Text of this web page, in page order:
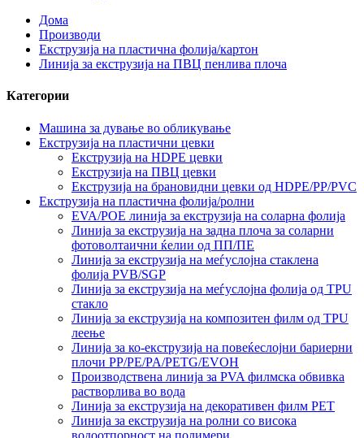
Дома
Производи
Екструзија на пластична фолија/картон
Линија за екструзија на ПВЦ пенлива плоча
Категории
Машина за дување во обликување
Екструзија на пластични цевки
Екструзија на HDPE цевки
Екструзија на ПВЦ цевки
Екструзија на брановидни цевки од HDPE/PP/PVC
Екструзија на пластична фолија/ролни
EVA/POE линија за екструзија на соларна фолија
Линија за екструзија на задна плоча за соларни
фотоволтаични ќелии од ПП/ПЕ
Линија за екструзија на меѓуслојна стаклена
фолија PVB/SGP
Линија за екструзија на меѓуслојна фолија од TPU
стакло
Линија за екструзија на композитен филм од TPU
леење
Линија за ко-екструзија на повеќеслојни бариерни
плочи PP/PE/PA/PETG/EVOH
Производствена линија за PVA филмска обвивка
растворлива во вода
Линија за екструзија на декоративен филм PET
Линија за екструзија на ролни со висока
водоотпорност на полимери